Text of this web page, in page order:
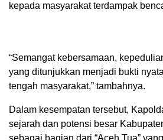
kepada masyarakat terdampak
“Semangat kebersamaan,
yang ditunjukkan menjadi bukti
tengah masyarakat,” tambahnya.
Dalam kesempatan tersebut,
sejarah dan potensi besar